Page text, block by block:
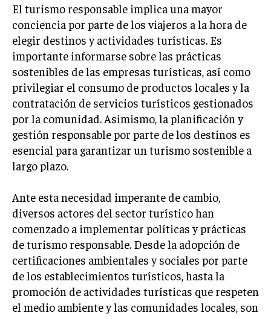
ECONOMÍA EMPRESARIAL
INTERNACIONAL
NEGOCIOS INTERNACIONALES
COMERCIO INTERNACIONAL
EXPANSIÓN GLOBAL
IMPORTACIÓN Y EXPORTACIÓN
ALIANZAS ESTRATÉGICAS
SOSTENIBILIDAD Y MEDIO AMBIENTE
GESTIÓN DE LA INNOVACIÓN TECNOLÓGICA
TRANSFORMACIÓN DIGITAL
ANALÍTICA EMPRESARIAL Y BUSINESS
INTELLIGENCE
CIBERSEGURIDAD EMPRESARIAL
El turismo responsable implica una mayor
conciencia por parte de los viajeros a la hora de
elegir destinos y actividades turísticas. Es
importante informarse sobre las prácticas
sostenibles de las empresas turísticas, así como
privilegiar el consumo de productos locales y la
contratación de servicios turísticos gestionados
por la comunidad. Asimismo, la planificación y
gestión responsable por parte de los destinos es
esencial para garantizar un turismo sostenible a
largo plazo.
Ante esta necesidad imperante de cambio,
diversos actores del sector turístico han
comenzado a implementar políticas y prácticas
de turismo responsable. Desde la adopción de
certificaciones ambientales y sociales por parte
de los establecimientos turísticos, hasta la
promoción de actividades turísticas que respeten
el medio ambiente y las comunidades locales, son